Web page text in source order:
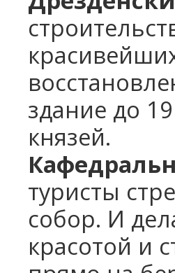
здание до
князей.
туристы
собор. И
красотой и